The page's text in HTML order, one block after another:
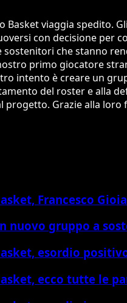
Basket viaggia spedito.
con decisione per
che stanno
primo giocatore
intento è creare un
del roster e alla
Grazie alla
Francesco
nuovo gruppo a
esordio
ecco tutte le